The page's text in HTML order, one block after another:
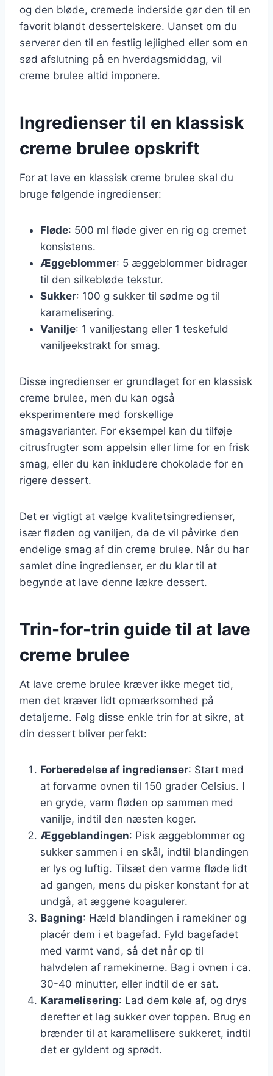
og den bløde, cremede inderside gør den til en
favorit blandt dessertelskere. Uanset om du
serverer den til en festlig lejlighed eller som en
sød afslutning på en hverdagsmiddag, vil
creme brulee altid imponere.
Ingredienser til en klassisk
creme brulee opskrift
For at lave en klassisk creme brulee skal du
bruge følgende ingredienser:
Fløde: 500 ml fløde giver en rig og cremet
konsistens.
Æggeblommer: 5 æggeblommer bidrager
til den silkebløde tekstur.
Sukker: 100 g sukker til sødme og til
karamelisering.
Vanilje: 1 vaniljestang eller 1 teskefuld
vaniljeekstrakt for smag.
Disse ingredienser er grundlaget for en klassisk
creme brulee, men du kan også
eksperimentere med forskellige
smagsvarianter. For eksempel kan du tilføje
citrusfrugter som appelsin eller lime for en frisk
smag, eller du kan inkludere chokolade for en
rigere dessert.
Det er vigtigt at vælge kvalitetsingredienser,
især fløden og vaniljen, da de vil påvirke den
endelige smag af din creme brulee. Når du har
samlet dine ingredienser, er du klar til at
begynde at lave denne lækre dessert.
Trin-for-trin guide til at lave
creme brulee
At lave creme brulee kræver ikke meget tid,
men det kræver lidt opmærksomhed på
detaljerne. Følg disse enkle trin for at sikre, at
din dessert bliver perfekt:
Forberedelse af ingredienser: Start med
at forvarme ovnen til 150 grader Celsius. I
en gryde, varm fløden op sammen med
vanilje, indtil den næsten koger.
Æggeblandingen: Pisk æggeblommer og
sukker sammen i en skål, indtil blandingen
er lys og luftig. Tilsæt den varme fløde lidt
ad gangen, mens du pisker konstant for at
undgå, at æggene koagulerer.
Bagning: Hæld blandingen i ramekiner og
placér dem i et bagefad. Fyld bagefadet
med varmt vand, så det når op til
halvdelen af ramekinerne. Bag i ovnen i ca.
30-40 minutter, eller indtil de er sat.
Karamelisering: Lad dem køle af, og drys
derefter et lag sukker over toppen. Brug en
brænder til at karamellisere sukkeret, indtil
det er gyldent og sprødt.